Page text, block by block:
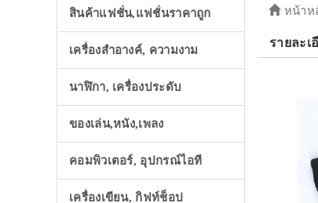
สินค้าแฟชั่น,แฟชั่นราคาถูก
เครื่องสำอางค์, ความงาม
นาฬิกา, เครื่องประดับ
ของเล่น,หนัง,เพลง
คอมพิวเตอร์, อุปกรณ์ไอที
เครื่องเขียน, กิฟท์ช็อป
หน้าห
รายละ